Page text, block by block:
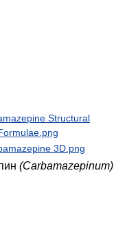
(Carbamazepinum)